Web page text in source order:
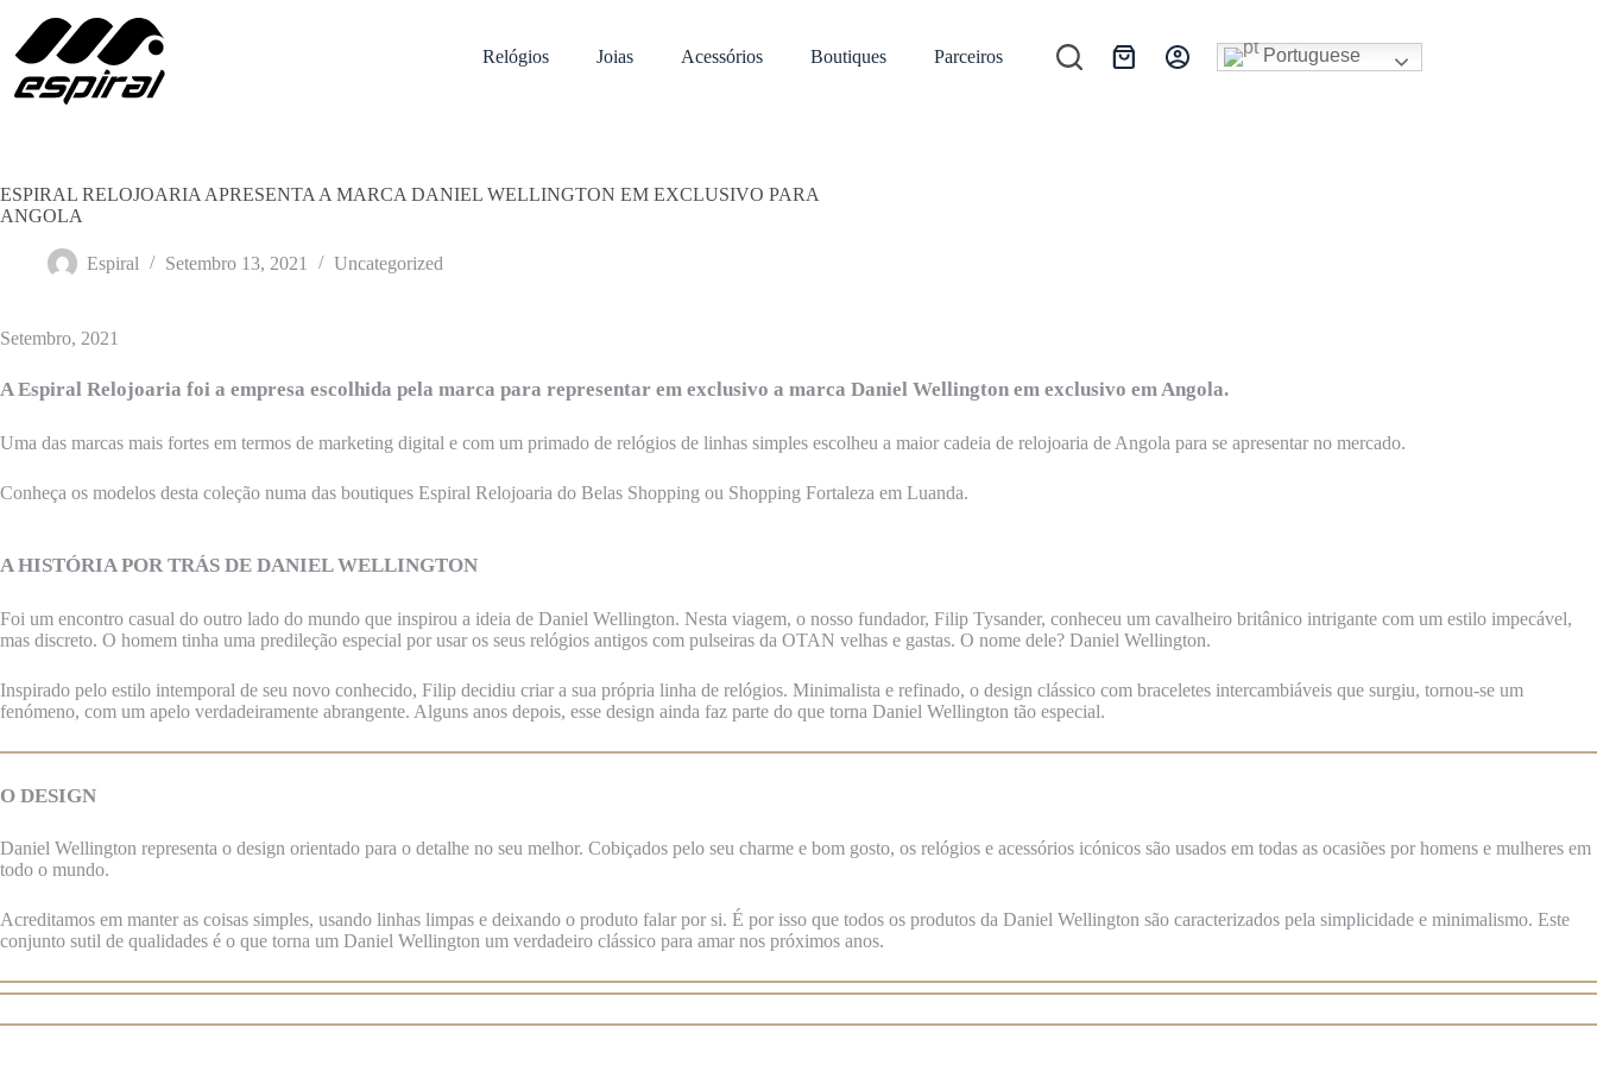
conteúdo
Relógios Joias Acessórios Boutiques Parceiros
Carrinho
Portuguese
ESPIRAL RELOJOARIA APRESENTA A MARCA DANIEL WELLINGTON EM EXCLUSIVO PARA
ANGOLA
Espiral Setembro 13, 2021 Uncategorized
Setembro, 2021
A Espiral Relojoaria foi a empresa escolhida pela marca para representar em exclusivo a marca Daniel Wellington em exclusivo em Angola.
Uma das marcas mais fortes em termos de marketing digital e com um primado de relógios de linhas simples escolheu a maior cadeia de relojoaria de Angola para se apresentar no mercado.
Conheça os modelos desta coleção numa das boutiques Espiral Relojoaria do Belas Shopping ou Shopping Fortaleza em Luanda.
A HISTÓRIA POR TRÁS DE DANIEL WELLINGTON
Foi um encontro casual do outro lado do mundo que inspirou a ideia de Daniel Wellington. Nesta viagem, o nosso fundador, Filip Tysander, conheceu um cavalheiro britânico intrigante com um estilo impecável,
mas discreto. O homem tinha uma predileção especial por usar os seus relógios antigos com pulseiras da OTAN velhas e gastas. O nome dele? Daniel Wellington.
Inspirado pelo estilo intemporal de seu novo conhecido, Filip decidiu criar a sua própria linha de relógios. Minimalista e refinado, o design clássico com braceletes intercambiáveis que surgiu, tornou-se um
fenómeno, com um apelo verdadeiramente abrangente. Alguns anos depois, esse design ainda faz parte do que torna Daniel Wellington tão especial.
O DESIGN
Daniel Wellington representa o design orientado para o detalhe no seu melhor. Cobiçados pelo seu charme e bom gosto, os relógios e acessórios icónicos são usados em todas as ocasiões por homens e mulheres em
todo o mundo.
Acreditamos em manter as coisas simples, usando linhas limpas e deixando o produto falar por si. É por isso que todos os produtos da Daniel Wellington são caracterizados pela simplicidade e minimalismo. Este
conjunto sutil de qualidades é o que torna um Daniel Wellington um verdadeiro clássico para amar nos próximos anos.